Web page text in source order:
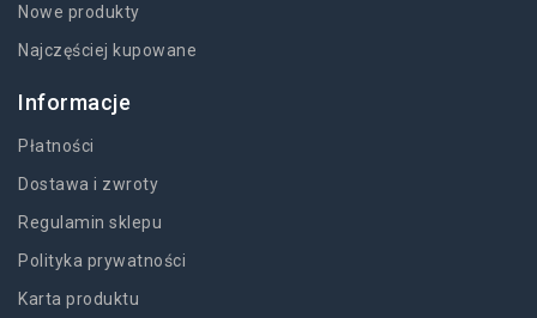
Nowe produkty
Najczęściej kupowane
Informacje
Płatności
Dostawa i zwroty
Regulamin sklepu
Polityka prywatności
Karta produktu